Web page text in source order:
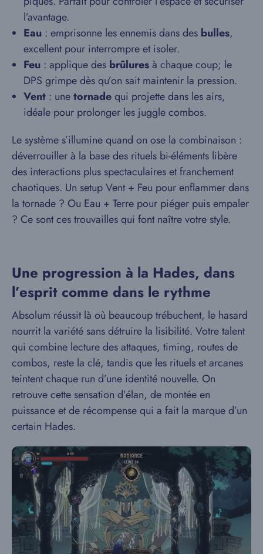
l’avantage.
Eau : emprisonne les ennemis dans des bulles,
excellent pour interrompre et isoler.
Feu : applique des brûluresà chaque coup; le
DPS grimpe dès qu’on sait maintenir la pression.
Vent : unetornadequi projette dans les airs,
idéale pour prolonger les juggle combos.
Le système s’illumine quand on ose la combinaison :
déverrouiller à la base des rituels bi-éléments libère
des interactions plus spectaculaires et franchement
chaotiques. Un setup Vent + Feu pour enflammer dans
la tornade ? Ou Eau + Terre pour piéger puis empaler
? Ce sont ces trouvailles qui font naître votre style.
Une progression à la Hades, dans
l’esprit comme dans le rythme
Absolum réussit là où beaucoup trébuchent, le hasard
nourrit la variété sans détruire la lisibilité. Votre talent
qui combine lecture des attaques, timing, routes de
combos, reste la clé, tandis que les rituels et arcanes
teintent chaque run d’une identité nouvelle. On
retrouve cette sensation d’élan, de montée en
puissance et de récompense qui a fait la marque d’un
certain Hades.